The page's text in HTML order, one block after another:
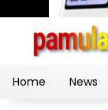
Home News